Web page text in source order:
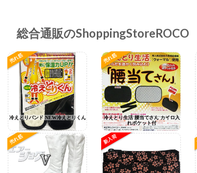
総合通販のShoppingStoreROCO